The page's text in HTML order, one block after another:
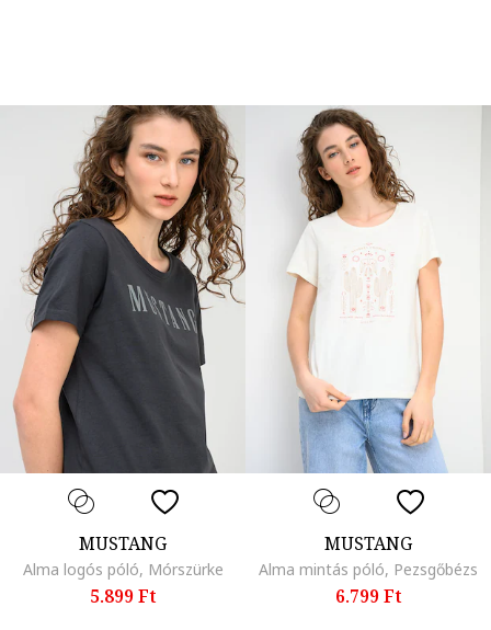
MUSTANG
Alma logós póló, Mórszürke
5.899 Ft
MUSTANG
Alma mintás póló, Pezsgőbézs
6.799 Ft